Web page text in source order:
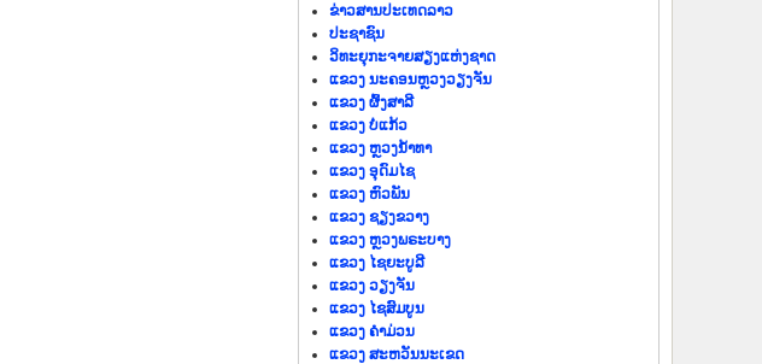
ຂ່າວ​ສານ​ປະ​ເທດ​ລາວ
ປະ​ຊາ​ຊົນ
ວິທະຍຸກະຈາຍສຽງແຫ່ງຊາດ
ແຂວງ ນະ​ຄອນຫຼວງວຽງ​ຈັນ
ແຂວງ ຜົ້ງ​ສາ​ລີ
ແຂວງ ບໍ່​ແກ້ວ
ແຂວງ ຫຼວງນໍ້າທາ
ແຂວງ ອຸດົມໄຊ
ແຂວງ ຫົວພັນ
ແຂວງ ຊຽງຂວາງ
ແຂວງ ຫຼວງພຣະບາງ
ແຂວງ ໄຊຍະບູລີ
ແຂວງ ວຽງຈັນ
ແຂວງ ໄຊສົມບູນ
ແຂວງ ຄຳມ່ວນ
ແຂວງ ສະຫວັນນະເຂດ